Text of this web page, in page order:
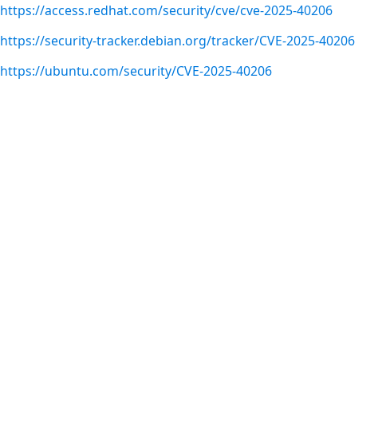
https://access.redhat.com/security/cve/cve-2025-40206
https://security-tracker.debian.org/tracker/CVE-2025-40206
https://ubuntu.com/security/CVE-2025-40206